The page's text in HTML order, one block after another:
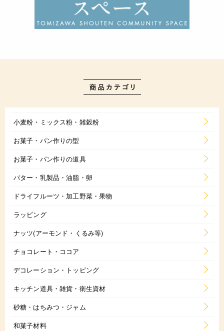
小麦粉・ミックス粉・雑穀粉
お菓子・パン作りの型
お菓子・パン作りの道具
バター・乳製品・油脂・卵
ドライフルーツ・加工野菜・果物
ラッピング
ナッツ(アーモンド・くるみ等)
チョコレート・ココア
デコレーション・トッピング
キッチン道具・雑貨・衛生資材
砂糖・はちみつ・ジャム
和菓子材料